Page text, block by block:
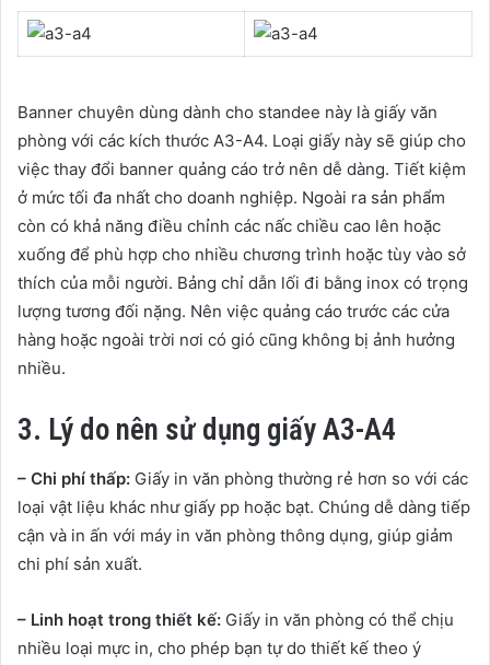
Banner chuyên dùng dành cho standee này là giấy văn
phòng với các kích thước A3-A4. Loại giấy này sẽ giúp cho
việc thay đổi banner quảng cáo trở nên dễ dàng. Tiết kiệm
ở mức tối đa nhất cho doanh nghiệp. Ngoài ra sản phẩm
còn có khả năng điều chỉnh các nấc chiều cao lên hoặc
xuống để phù hợp cho nhiều chương trình hoặc tùy vào sở
thích của mỗi người. Bảng chỉ dẫn lối đi bằng inox có trọng
lượng tương đối nặng. Nên việc quảng cáo trước các cửa
hàng hoặc ngoài trời nơi có gió cũng không bị ảnh hưởng
nhiều.
3. Lý do nên sử dụng giấy A3-A4
– Chi phí thấp: Giấy in văn phòng thường rẻ hơn so với các
loại vật liệu khác như giấy pp hoặc bạt. Chúng dễ dàng tiếp
cận và in ấn với máy in văn phòng thông dụng, giúp giảm
chi phí sản xuất.
– Linh hoạt trong thiết kế: Giấy in văn phòng có thể chịu
nhiều loại mực in, cho phép bạn tự do thiết kế theo ý